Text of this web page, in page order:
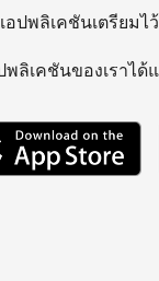
ปพลิเคชันเตรียมไ
พลิเคชันของเราได้